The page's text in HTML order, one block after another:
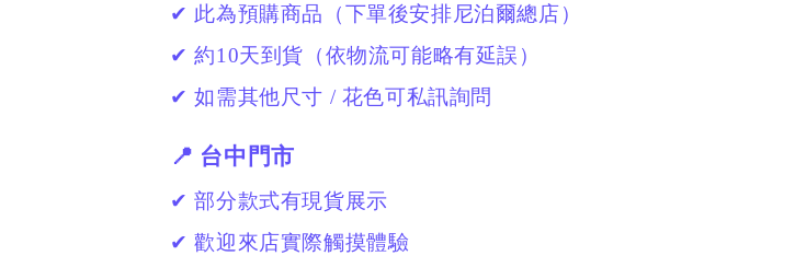
✔ 此為預購商品（下單後安排尼泊爾總店）
✔ 約10天到貨（依物流可能略有延誤）
✔ 如需其他尺寸 / 花色可私訊詢問
📍 台中門市
✔ 部分款式有現貨展示
✔ 歡迎來店實際觸摸體驗